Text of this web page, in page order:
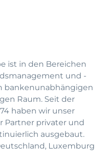
ist in den Bereichen
und -
bankenunabhängigen
Raum. Seit der
haben wir unser
Partner privater und
ausgebaut.
Luxemburg